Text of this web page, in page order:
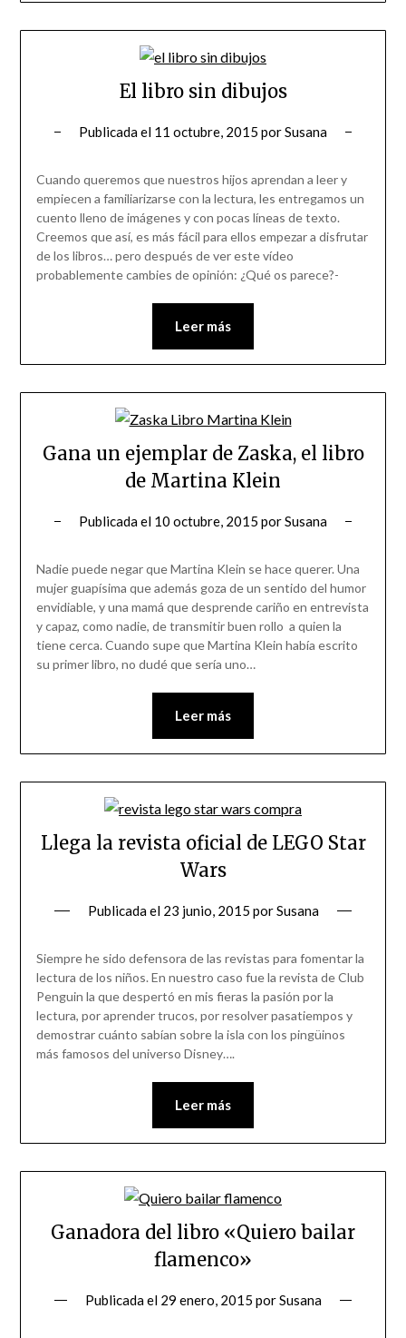
El libro sin dibujos
Publicada el 11 octubre, 2015 porSusana
Cuando queremos que nuestros hijos aprendan a leer y
empiecen a familiarizarse con la lectura, les entregamos un
cuento lleno de imágenes y con pocas líneas de texto.
Creemos que así, es más fácil para ellos empezar a disfrutar
de los libros… pero después de ver este vídeo
probablemente cambies de opinión: ¿Qué os parece?-
Leer más
Gana un ejemplar de Zaska, el libro
de Martina Klein
Publicada el 10 octubre, 2015 porSusana
Nadie puede negar que Martina Klein se hace querer. Una
mujer guapísima que además goza de un sentido del humor
envidiable, y una mamá que desprende cariño en entrevista
y capaz, como nadie, de transmitir buen rollo a quien la
tiene cerca. Cuando supe que Martina Klein había escrito
su primer libro, no dudé que sería uno…
Leer más
Llega la revista oficial de LEGO Star
Wars
Publicada el 23 junio, 2015 porSusana
Siempre he sido defensora de las revistas para fomentar la
lectura de los niños. En nuestro caso fue la revista de Club
Penguin la que despertó en mis fieras la pasión por la
lectura, por aprender trucos, por resolver pasatiempos y
demostrar cuánto sabían sobre la isla con los pingüinos
más famosos del universo Disney….
Leer más
Ganadora del libro «Quiero bailar
flamenco»
Publicada el 29 enero, 2015 porSusana